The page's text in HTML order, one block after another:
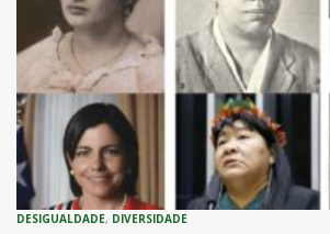
DESIGUALDADE, DIVERSIDADE